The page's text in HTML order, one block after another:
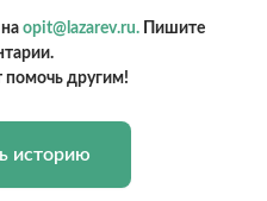
opit@lazarev.ru. Пишите
другим!
историю